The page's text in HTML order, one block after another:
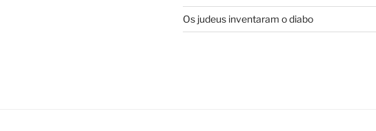
Os judeus inventaram o diabo